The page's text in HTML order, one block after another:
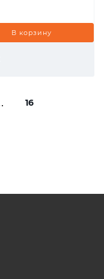
В корзину
16